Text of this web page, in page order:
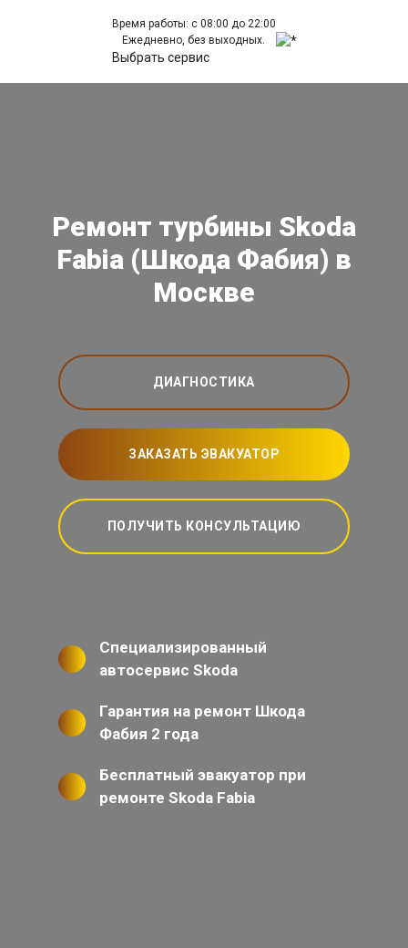
Время работы: с 08:00 до 22:00
Ежедневно, без выходных.
Выбрать сервис
Ремонт турбины Skoda
Fabia (Шкода Фабия) в
Москве
ДИАГНОСТИКА
ЗАКАЗАТЬ ЭВАКУАТОР
ПОЛУЧИТЬ КОНСУЛЬТАЦИЮ
Специализированный
автосервис Skoda
Гарантия на ремонт Шкода
Фабия 2 года
Бесплатный эвакуатор при
ремонте Skoda Fabia